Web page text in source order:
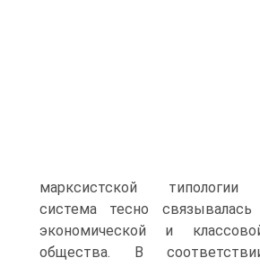
марксистской типологии
система тесно
экономической и
общества. В